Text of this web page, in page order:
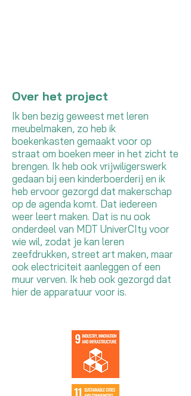
Over het project
Ik ben bezig geweest met leren
meubelmaken, zo heb ik
boekenkasten gemaakt voor op
straat om boeken meer in het zicht te
brengen. Ik heb ook vrijwiligerswerk
gedaan bij een kinderboerderij en ik
heb ervoor gezorgd dat makerschap
op de agenda komt. Dat iedereen
weer leert maken. Dat is nu ook
onderdeel van MDT UniverCIty voor
wie wil, zodat je kan leren
zeefdrukken, street art maken, maar
ook electriciteit aanleggen of een
muur verven. Ik heb ook gezorgd dat
hier de apparatuur voor is.